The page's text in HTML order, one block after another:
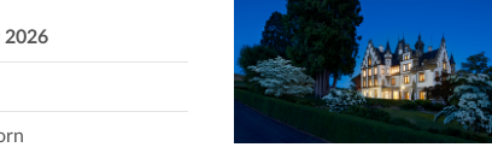
2026